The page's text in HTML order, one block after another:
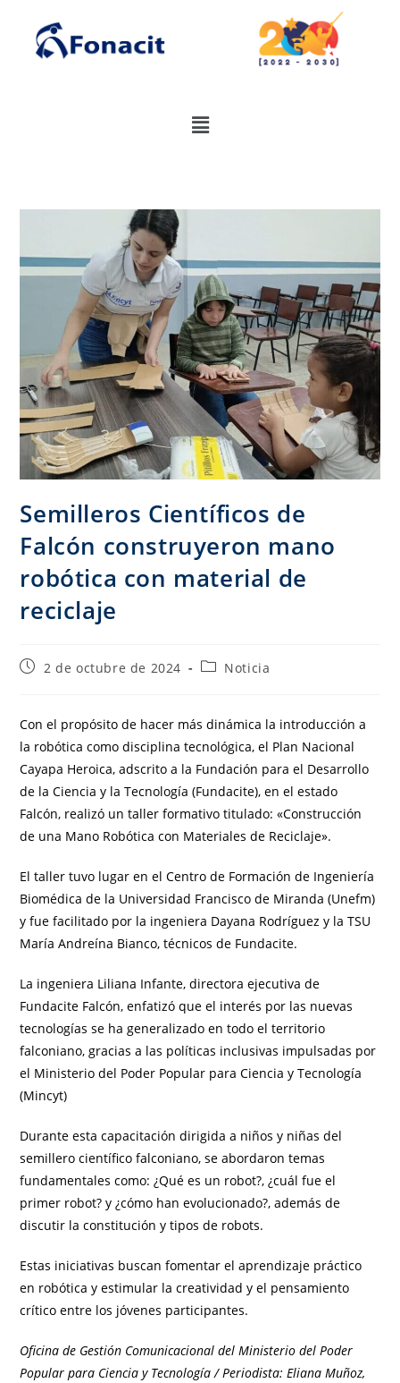
Semilleros Científicos de
Falcón construyeron mano
robótica con material de
reciclaje
2 de octubre de 2024 Noticia
Con el propósito de hacer más dinámica la introducción a
la robótica como disciplina tecnológica, el Plan Nacional
Cayapa Heroica, adscrito a la Fundación para el Desarrollo
de la Ciencia y la Tecnología (Fundacite), en el estado
Falcón, realizó un taller formativo titulado: «Construcción
de una Mano Robótica con Materiales de Reciclaje».
El taller tuvo lugar en el Centro de Formación de Ingeniería
Biomédica de la Universidad Francisco de Miranda (Unefm)
y fue facilitado por la ingeniera Dayana Rodríguez y la TSU
María Andreína Bianco, técnicos de Fundacite.
La ingeniera Liliana Infante, directora ejecutiva de
Fundacite Falcón, enfatizó que el interés por las nuevas
tecnologías se ha generalizado en todo el territorio
falconiano, gracias a las políticas inclusivas impulsadas por
el Ministerio del Poder Popular para Ciencia y Tecnología
(Mincyt)
Durante esta capacitación dirigida a niños y niñas del
semillero científico falconiano, se abordaron temas
fundamentales como: ¿Qué es un robot?, ¿cuál fue el
primer robot? y ¿cómo han evolucionado?, además de
discutir la constitución y tipos de robots.
Estas iniciativas buscan fomentar el aprendizaje práctico
en robótica y estimular la creatividad y el pensamiento
crítico entre los jóvenes participantes.
Oficina de Gestión Comunicacional del Ministerio del Poder
Popular para Ciencia y Tecnología / Periodista: Eliana Muñoz,